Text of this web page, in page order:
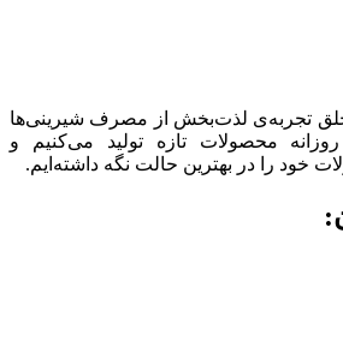
خلق تجربه‌ی لذت‌بخش از مصرف شیرینی‌ها
محصولات تازه تولید می‌کنیم و
خود را در بهترین حالت نگه داشته‌ایم.